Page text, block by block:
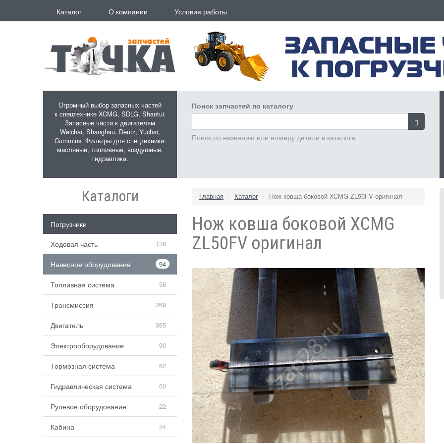
Каталог О компании Условия работы
Огромный выбор запасных частей
к спецтехнике XCMG, SDLG, Shantui.
Запасные части к двигателям
Weichai, Shanghau, Deutz, Yuchai,
Cummins. Фильтры для спецтехники:
масляные, топливные, воздушные,
гидравлика.
Поиск запчастей по каталогу
Поиск по названию или номеру детали в каталоге
Главная Каталог Нож ковша боковой XCMG ZL50FV оригинал
Нож ковша боковой XCMG
ZL50FV оригинал
Каталоги
Погрузчики
Ходовая часть
136
Навесное оборудование 94
Топливная система 58
Трансмиссия 269
Двигатель 385
Электрооборудование 90
Тормозная система 62
Гидравлическая система 60
Рулевое оборудование 22
Кабина 24